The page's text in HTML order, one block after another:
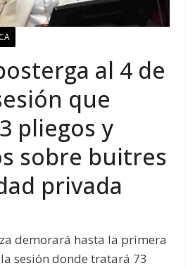
al 4 de
que
pliegos y
sobre buitres
privada
demorará hasta la primera
sesión donde tratará 73